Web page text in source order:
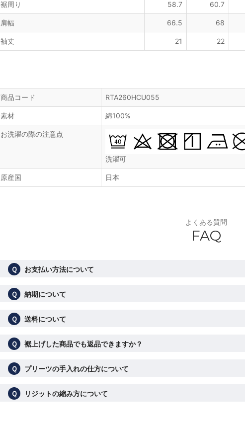
裾周り 58.7 60.7
肩幅 66.5 68
袖丈 21 22
商品コード RTA260HCU055
素材 綿100%
お洗濯の際の注意点
洗濯可
原産国 日本
よくある質問
FAQ
Ｑ お支払い方法について
Ｑ 納期について
Ｑ 送料について
Ｑ 裾上げした商品でも返品できますか？
Ｑ プリーツの手入れの仕方について
Ｑ リジットの縮み方について